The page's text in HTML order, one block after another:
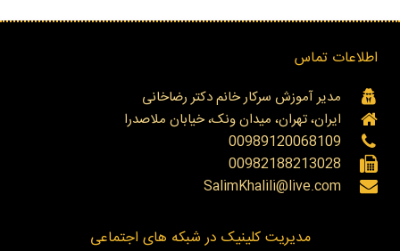
اطلاعات تماس
مدیر آموزش سرکار خانم دکتر رضاخانی
ایران، تهران، میدان ونک، خیابان ملاصدرا
00989120068109
00982188213028
SalimKhalili@live.com
مدیریت کلینیک در شبکه های اجتماعی